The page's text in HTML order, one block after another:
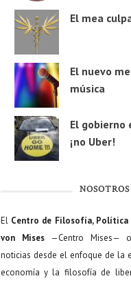
El mea
El nuevo
música
El gobierno
¡no Uber!
NOSOTROS
El Centro de Filosofía, Política
von Mises—Centro Mises—
noticias desde el enfoque de la
economía y la filosofía de